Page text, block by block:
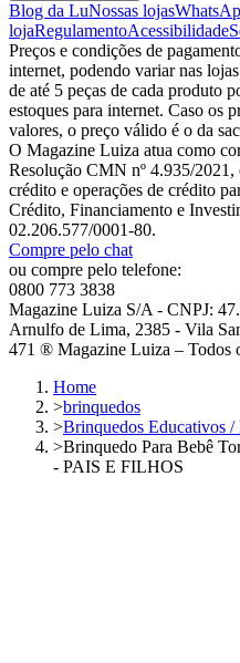
Blog da LuNossas lojas
lojaRegulamentoAcessibilidade
Preços e condições de
internet, podendo variar nas
de até 5 peças de cada produto
estoques para internet. Caso os
valores, o preço válido é o da
O Magazine Luiza atua como
Resolução CMN nº 4.935/2021,
crédito e operações de crédito
Crédito, Financiamento e
02.206.577/0001-80.
Compre pelo chat
ou compre pelo telefone:
0800 773 3838
Magazine Luiza S/A - CNPJ:
Arnulfo de Lima, 2385 - Vila
471 ® Magazine Luiza – Todos
Home
>brinquedos
>Brinquedos Educativos /
>Brinquedo Para Bebê
- PAIS E FILHOS